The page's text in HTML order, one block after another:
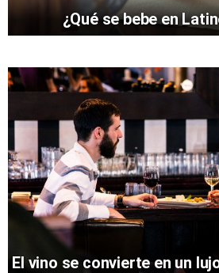
¿Qué se bebe en
El vino se convierte en un